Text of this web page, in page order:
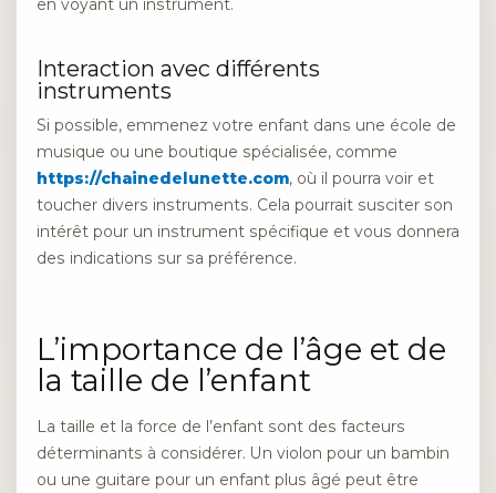
en voyant un instrument.
Interaction avec différents
instruments
Si possible, emmenez votre enfant dans une école de
musique ou une boutique spécialisée, comme
https://chainedelunette.com, où il pourra voir et
toucher divers instruments. Cela pourrait susciter son
intérêt pour un instrument spécifique et vous donnera
des indications sur sa préférence.
L’importance de l’âge et de
la taille de l’enfant
La taille et la force de l’enfant sont des facteurs
déterminants à considérer. Un violon pour un bambin
ou une guitare pour un enfant plus âgé peut être